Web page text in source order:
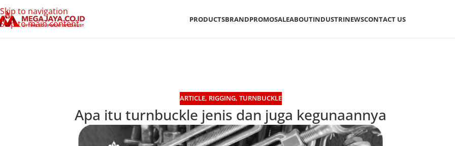
Skip to navigation
Skip to main content
PRODUCTSBRANDPROMOSALEABOUTINDUSTRINEWSCONTACT US
ARTICLE, RIGGING, TURNBUCKLE
Apa itu turnbuckle jenis dan juga kegunaannya